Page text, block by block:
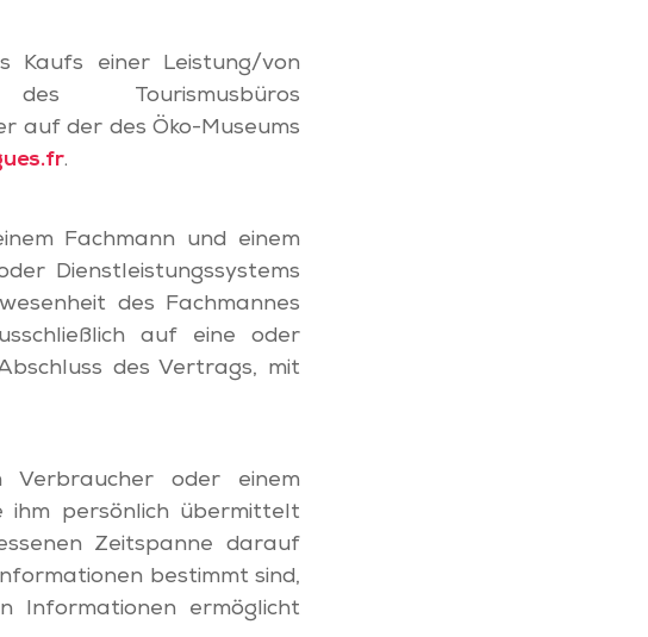
Kaufs einer Leistung/von
Tourismusbüros
auf der des Öko-Museums
.
Fachmann und einem
Dienstleistungssystems
des Fachmannes
auf eine oder
des Vertrags, mit
oder einem
ihm persönlich übermittelt
Zeitspanne darauf
bestimmt sind,
Informationen ermöglicht